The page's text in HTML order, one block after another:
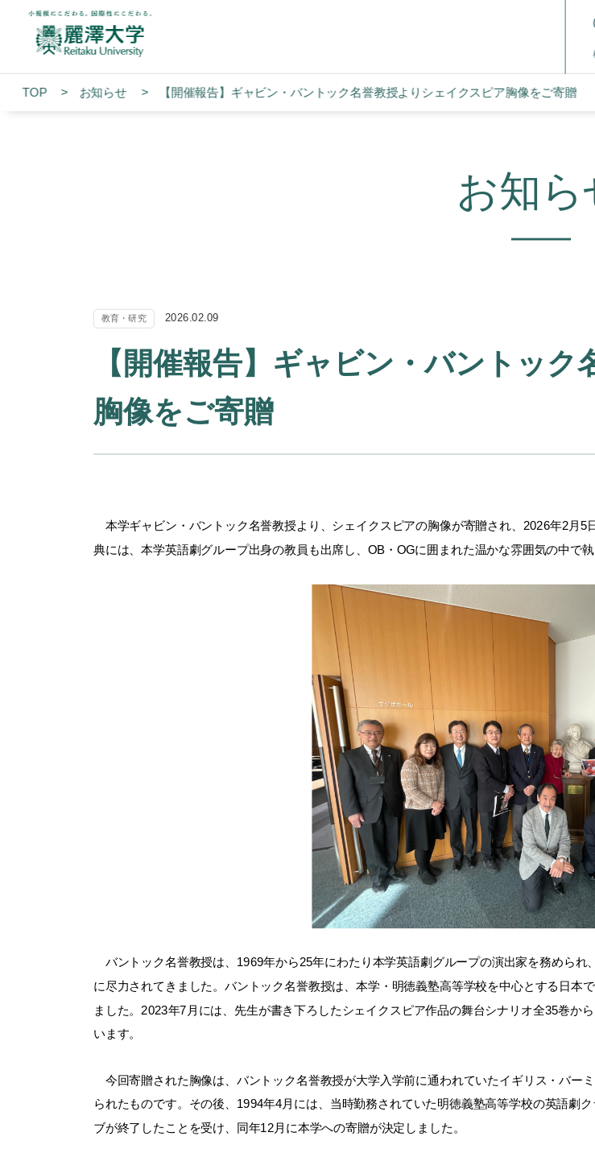
TOP お知らせ 【開催報告】ギャビン・バントック名誉教授よりシェイクスピア胸像をご寄贈
お知ら
教育・研究 2026.02.09
【開催報告】ギャビン・バントッ
胸像をご寄贈
本学ギャビン・バントック名誉教授より、シェイクスピアの胸像が寄贈され、2026年2月
典には、本学英語劇グループ出身の教員も出席し、OB・OGに囲まれた温かな雰囲気の中で執
バントック名誉教授は、1969年から25年にわたり本学英語劇グループの演出家を務めら
に尽力されてきました。バントック名誉教授は、本学・明徳義塾高等学校を中心とする日
ました。2023年7月には、先生が書き下ろしたシェイクスピア作品の舞台シナリオ全35巻か
います。
今回寄贈された胸像は、バントック名誉教授が大学入学前に通われていたイギリス・バー
られたものです。その後、1994年4月には、当時勤務されていた明徳義塾高等学校の英語劇
ブが終了したことを受け、同年12月に本学への寄贈が決定しました。